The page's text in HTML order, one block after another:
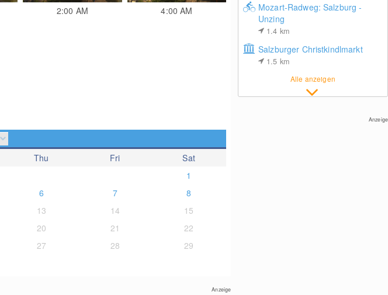
2:00 AM 4:00 AM
Thu Fri
Sat
1
6 7
8
13 14
15
20 21
22
27 28
29
Anzeige
Mozart-Radweg: Salzburg -
Unzing
1.4 km
Salzburger Christkindlmarkt
1.5 km
Alle anzeigen
Anzeige